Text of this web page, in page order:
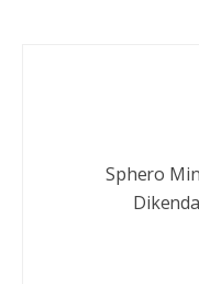
Sphero